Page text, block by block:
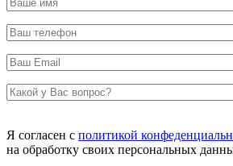
Я согласен с политикой
на обработку своих персональных